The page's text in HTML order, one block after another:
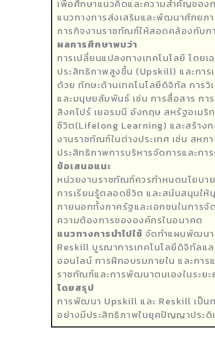
เพื่อศึกษาแนวคิดและความสำคัญของ
แนวทางการส่งเสริมและพัฒนาศักยภ
ภารกิจงานราชทัณฑ์ให้สอดคล้องกับก
ผลการศึกษาพบว่า
การเปลี่ยนแปลงทางเทคโนโลยี โด
ประสิทธิภาพสูงขึ้น (Upskill) และการ
ด้วย ทักษะด้านเทคโนโลยีดิจิทัล การ
และมนุษยสัมพันธ์ เช่น การสื่อสาร กา
สิงคโปร์ เยอรมนี อังกฤษ สหรัฐอเมริ
ชีวิต(Lifelong Learning) และสร้าง
งานราชทัณฑ์ในต่างประเทศ เช่น สห
ประสิทธิภาพการบริหารจัดการและก
ข้อเสนอแนะ
หน่วยงานราชทัณฑ์ควรกำหนดนโยบ
การเรียนรู้ตลอดชีวิต และสนับสนุนให้
ภายนอกทั้งภาครัฐและเอกชนในการ
ความต้องการขององค์กรในอนาคต
แนวทางการนำไปใช้ จัดทำแผนพัฒนา
Reskill บูรณาการเทคโนโลยีดิจิทัลแ
ออนไลน์ การฝึกอบรมภายใน และกา
ราชทัณฑ์และการพัฒนาตนเองในระยะ
โดยสรุป
การพัฒนา Upskill และ Reskill เป็น
อย่างมีประสิทธิภาพในยุคปัญญาประ